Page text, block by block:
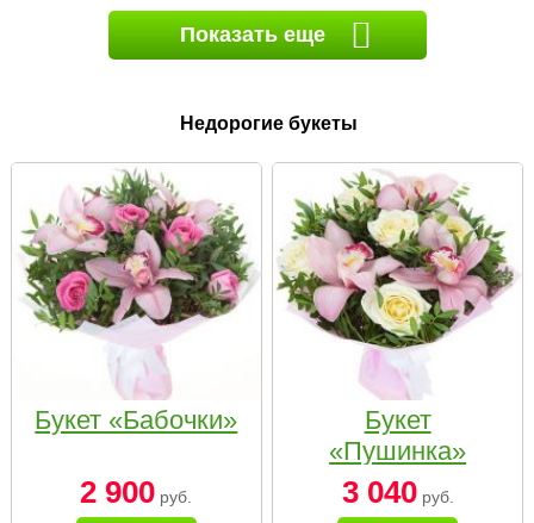
Показать еще
Недорогие букеты
Букет «Бабочки»
2 900 руб.
Букет
«Пушинка»
3 040руб.